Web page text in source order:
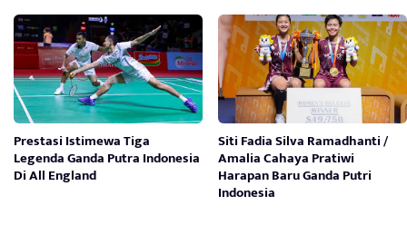
Prestasi Istimewa Tiga
Legenda Ganda Putra Indonesia
Di All England
Siti Fadia Silva Ramadhanti /
Amalia Cahaya Pratiwi
Harapan Baru Ganda Putri
Indonesia